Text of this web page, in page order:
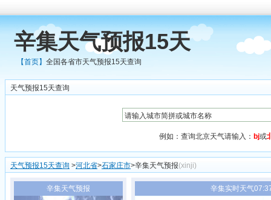
辛集天气预报15天
【首页】全国各省市天气预报15天查询
天气预报15天查询
例如：查询北京天气请输入： bj或
天气预报15天查询 >河北省>石家庄市>辛集天气预报(xinji)
辛集天气预报 辛集实时天气